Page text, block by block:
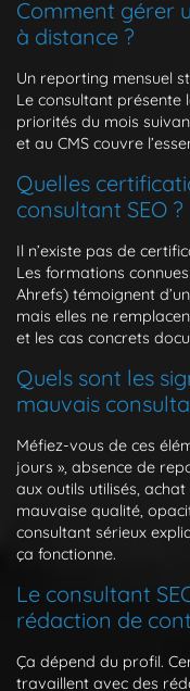
Comment gérer
à distance ?
Un reporting mensuel
Le consultant présente
priorités du mois
et au CMS couvre
Quelles
consultant SEO ?
Il n’existe pas de
Les formations
Ahrefs) témoignent
mais elles ne
et les cas concrets
Quels sont les
mauvais
Méfiez-vous de ces
jours », absence de
aux outils utilisés,
mauvaise qualité,
consultant sérieux
ça fonctionne.
Le consultant
rédaction de
Ça dépend du profil.
travaillent avec des